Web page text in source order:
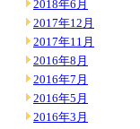
2018年6月
2017年12月
2017年11月
2016年8月
2016年7月
2016年5月
2016年3月